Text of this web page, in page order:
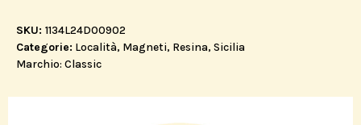
SKU: 1134L24D00902
Categorie: Località, Magneti, Resina, Sicilia
Marchio: Classic